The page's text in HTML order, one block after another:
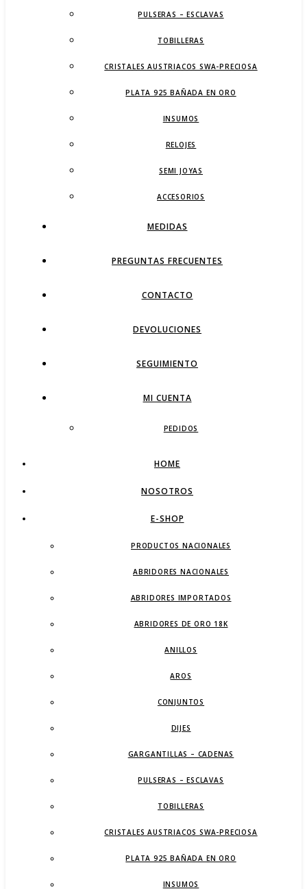
PULSERAS – ESCLAVAS
TOBILLERAS
CRISTALES AUSTRIACOS SWA-PRECIOSA
PLATA 925 BAÑADA EN ORO
INSUMOS
RELOJES
SEMI JOYAS
ACCESORIOS
MEDIDAS
PREGUNTAS FRECUENTES
CONTACTO
DEVOLUCIONES
SEGUIMIENTO
MI CUENTA
PEDIDOS
HOME
NOSOTROS
E-SHOP
PRODUCTOS NACIONALES
ABRIDORES NACIONALES
ABRIDORES IMPORTADOS
ABRIDORES DE ORO 18K
ANILLOS
AROS
CONJUNTOS
DIJES
GARGANTILLAS – CADENAS
PULSERAS – ESCLAVAS
TOBILLERAS
CRISTALES AUSTRIACOS SWA-PRECIOSA
PLATA 925 BAÑADA EN ORO
INSUMOS